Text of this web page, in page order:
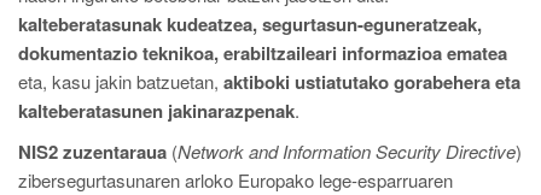
kalteberatasunak kudeatzea, segurtasun-eguneratzeak,
dokumentazio teknikoa, erabiltzaileari informazioa ematea
eta, kasu jakin batzuetan, aktiboki ustiatutako gorabehera eta
kalteberatasunen jakinarazpenak.
NIS2 zuzentaraua (Network and Information Security Directive)
zibersegurtasunaren arloko Europako lege-esparruaren